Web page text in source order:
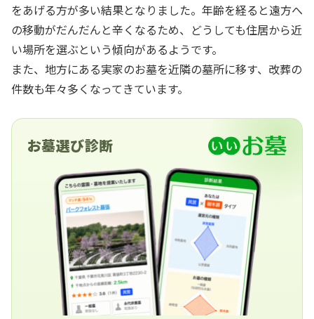
をあげる方が多い結果となりました。年齢を経ると遠方へ
の移動がだんだんと辛くなるため、どうしても住居から近
い場所を選ぶという傾向があるようです。
また、地方にある実家のお墓を近隣の墓所に移す、改葬の
件数も年々多くなってきています。
お墓選び診断